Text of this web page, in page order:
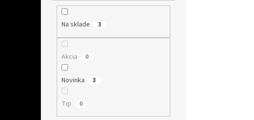
Na sklade 3
Akcia 0
Novinka 3
Tip 0